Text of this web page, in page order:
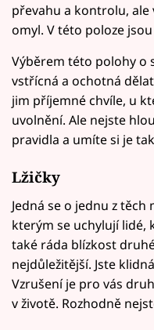
převahu a kontrolu,
omyl. V této poloze
Výběrem této polohy o
vstřícná a ochotná
jim příjemné chvíle, u
uvolnění. Ale nejste
pravidla a umíte si je
Lžičky
Jedná se o jednu z
kterým se uchylují lidé,
také ráda blízkost
nejdůležitější. Jste
Vzrušení je pro vás
v životě. Rozhodně